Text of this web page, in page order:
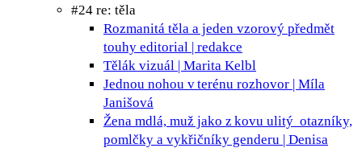
#24 re: těla
Rozmanitá těla a jeden vzorový předmět
touhy editorial | redakce
Tělák vizuál | Marita Kelbl
Jednou nohou v terénu rozhovor | Míla
Janišová
Žena mdlá, muž jako z kovu ulitý otazníky,
pomlčky a vykřičníky genderu | Denisa